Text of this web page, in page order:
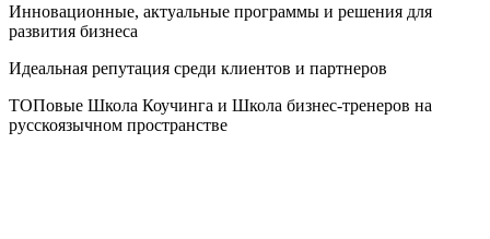
Инновационные, актуальные программы и решения для
развития бизнеса
Идеальная репутация среди клиентов и партнеров
ТОПовые Школа Коучинга и Школа бизнес-тренеров на
русскоязычном пространстве